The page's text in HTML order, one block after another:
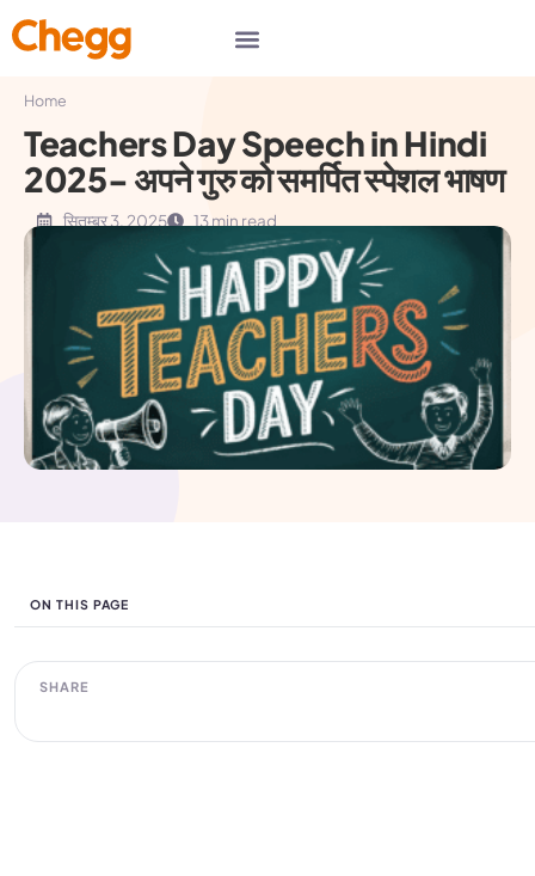
Home
Teachers Day Speech in Hindi
2025- अपने गुरु को समर्पित स्पेशल भाषण
सितम्बर 3, 2025 13 min read
ON THIS PAGE
SHARE